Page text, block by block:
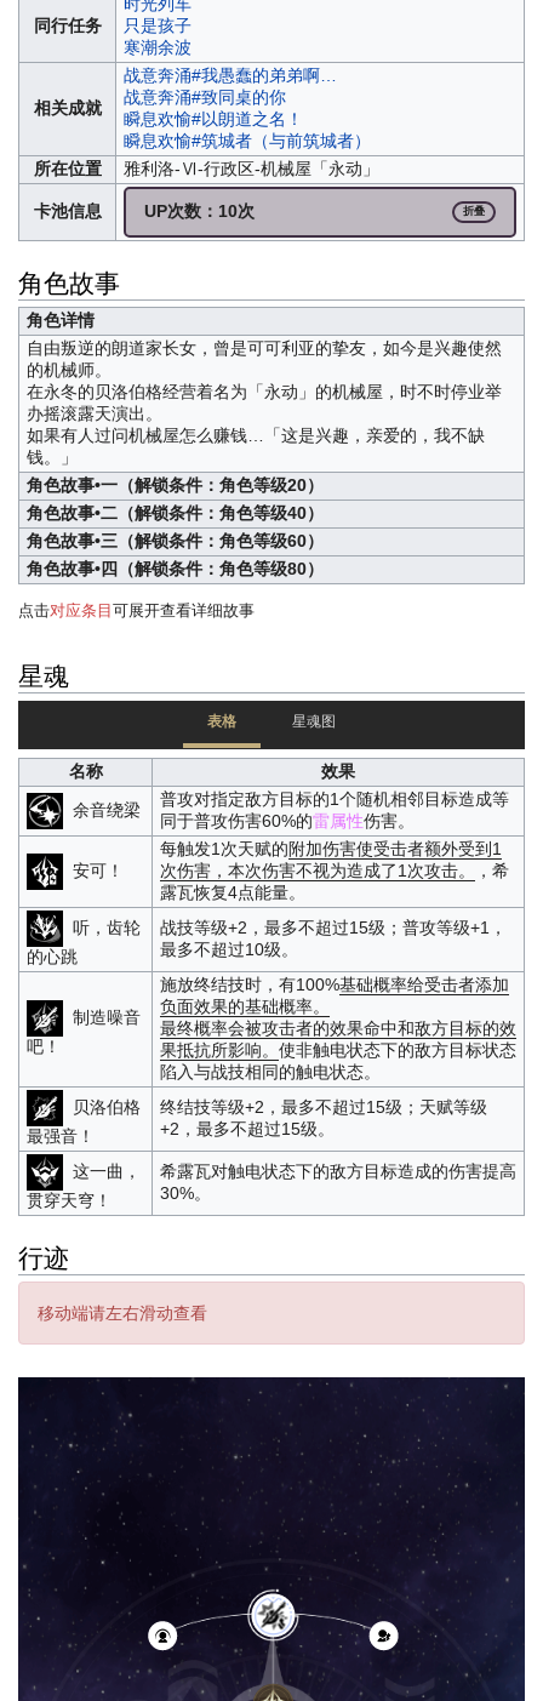
同行任务
只是孩子
寒潮余波
相关成就
战意奔涌#我愚蠢的弟弟啊…
战意奔涌#致同桌的你
瞬息欢愉#以朗道之名！
瞬息欢愉#筑城者（与前筑城者）
所在位置
雅利洛-Ⅵ-行政区-机械屋「永动」
卡池信息 UP次数：10次 折叠
角色故事
角色详情
自由叛逆的朗道家长女，曾是可可利亚的挚友，如今是兴趣使然
的机械师。
在永冬的贝洛伯格经营着名为「永动」的机械屋，时不时停业举
办摇滚露天演出。
如果有人过问机械屋怎么赚钱…「这是兴趣，亲爱的，我不缺
钱。」
角色故事•一（解锁条件：角色等级20）
角色故事•二（解锁条件：角色等级40）
角色故事•三（解锁条件：角色等级60）
角色故事•四（解锁条件：角色等级80）
点击对应条目 可展开查看详细故事
星魂
表格 星魂图
名称
效果
余音绕梁
普攻对指定敌方目标的1个随机相邻目标造成等
同于普攻伤害60%的雷属性伤害。
安可！
每触发1次天赋的附加伤害使受击者额外受到1
次伤害，本次伤害不视为造成了1次攻击。
，希
露瓦恢复4点能量。
听，齿轮
的心跳
战技等级+2，最多不超过15级；普攻等级+1，
最多不超过10级。
制造噪音
吧！
施放终结技时，有100%基础概率给受击者添加
负面效果的基础概率。
最终概率会被攻击者的效果命中和敌方目标的效
果抵抗所影响。 使非触电状态下的敌方目标状态
陷入与战技相同的触电状态。
贝洛伯格
最强音！
终结技等级+2，最多不超过15级；天赋等级
+2，最多不超过15级。
这一曲，
贯穿天穹！
希露瓦对触电状态下的敌方目标造成的伤害提高
30%。
行迹
移动端请左右滑动查看